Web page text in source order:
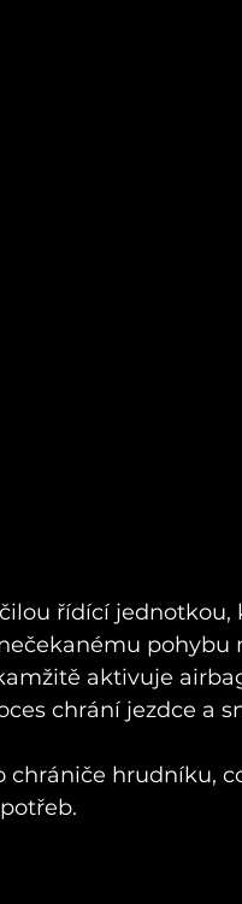
řídící jednotkou,
pohybu
aktivuje
chrání jezdce a
chrániče hrudníku,